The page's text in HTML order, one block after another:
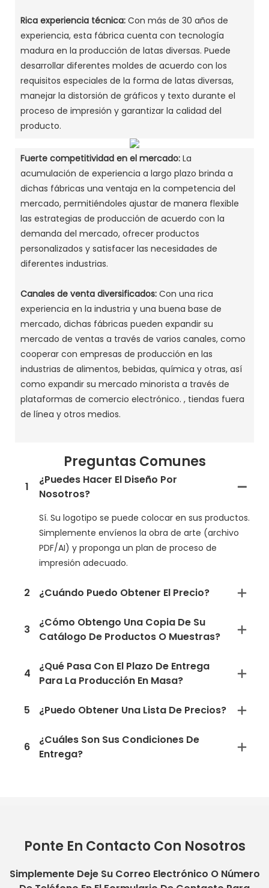
Rica experiencia técnica: Con más de 30 años de
experiencia, esta fábrica cuenta con tecnología
madura en la producción de latas diversas. Puede
desarrollar diferentes moldes de acuerdo con los
requisitos especiales de la forma de latas diversas,
manejar la distorsión de gráficos y texto durante el
proceso de impresión y garantizar la calidad del
producto. ‌
Fuerte competitividad en el mercado: La
acumulación de experiencia a largo plazo brinda a
dichas fábricas una ventaja en la competencia del
mercado, permitiéndoles ajustar de manera flexible
las estrategias de producción de acuerdo con la
demanda del mercado, ofrecer productos
personalizados y satisfacer las necesidades de
diferentes industrias. ‌
Canales de venta diversificados: Con una rica
experiencia en la industria y una buena base de
mercado, dichas fábricas pueden expandir su
mercado de ventas a través de varios canales, como
cooperar con empresas de producción en las
industrias de alimentos, bebidas, química y otras, así
como expandir su mercado minorista a través de
plataformas de comercio electrónico. , tiendas fuera
de línea y otros medios. ‌
Preguntas Comunes
1
¿Puedes Hacer El Diseño Por
Nosotros?
Sí. Su logotipo se puede colocar en sus productos.
Simplemente envíenos la obra de arte (archivo
PDF/AI) y proponga un plan de proceso de
impresión adecuado.
2 ¿Cuándo Puedo Obtener El Precio?
3
¿Cómo Obtengo Una Copia De Su
Catálogo De Productos O Muestras?
4
¿Qué Pasa Con El Plazo De Entrega
Para La Producción En Masa?
5 ¿Puedo Obtener Una Lista De Precios?
6
¿Cuáles Son Sus Condiciones De
Entrega?
Ponte En Contacto Con Nosotros
Simplemente Deje Su Correo Electrónico O Número